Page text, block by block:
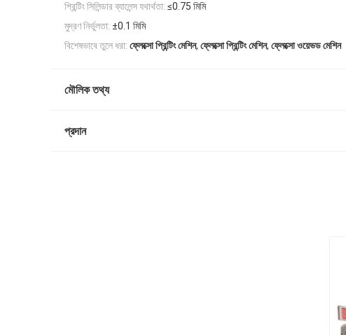
প্রিন্টিং সিলিন্ডার ব্যালেন্স যথার্থতা: ≤0.75 মিমি
মুদ্রণ নির্ভুলতা: ±0.1 মিমি
বিশেষভাবে তুলে ধরা: ফ্লেক্সো প্রিন্টিং মেশিন, ফ্লেক্সো প্রিন্টিং মেশিন, ফ্লেক্সো ওয়েভড মেশিন
মৌলিক তথ্য
প্রদান